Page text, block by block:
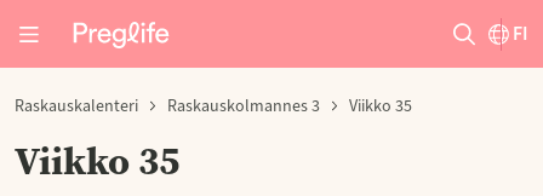
FI
Raskauskalenteri Raskauskolmannes 3 Viikko 35
Viikko 35